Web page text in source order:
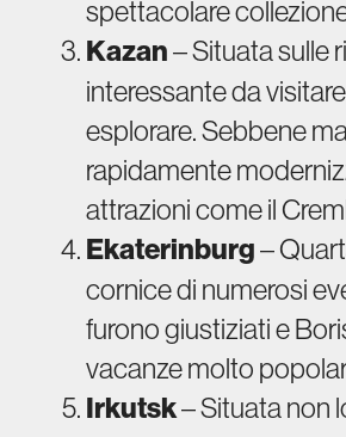
spettacolare
Kazan– Situata sulle
interessante da
esplorare. Sebbene
rapidamente
attrazioni come il
Ekaterinburg–
cornice di numerosi
furono giustiziati e
vacanze molto
Irkutsk– Situata non